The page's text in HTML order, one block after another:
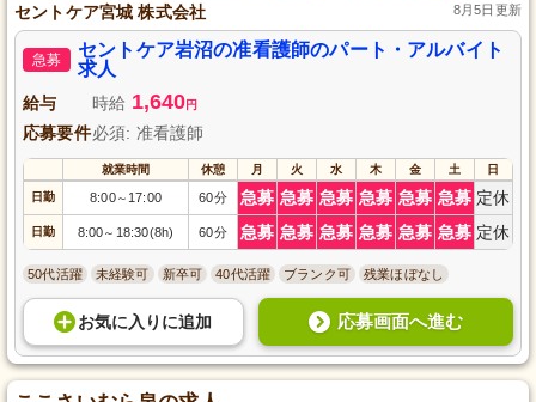
セントケア宮城 株式会社 8月5日更新
急募
セントケア岩沼の准看護師のパート・アルバイト
求人
給与 時給 1,640円
応募要件必須: 准看護師
就業時間 休憩 月 火 水 木 金 土 日
日勤 8:00～ 17:00 60分 急募 急募 急募 急募 急募 急募 定休
日勤 8:00～ 18:30(8h) 60分 急募 急募 急募 急募 急募 急募 定休
50代活躍 未経験可 新卒可 40代活躍 ブランク可 残業ほぼなし
お気に入り に追加 応募画面へ進む